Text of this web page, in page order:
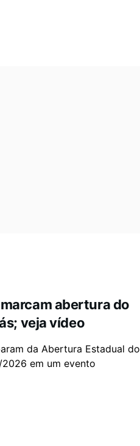
abertura do
veja vídeo
da Abertura Estadual do
em um evento